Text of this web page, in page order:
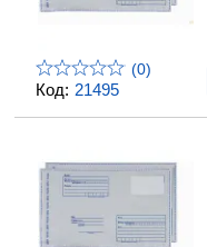
Код: 21495
(0)